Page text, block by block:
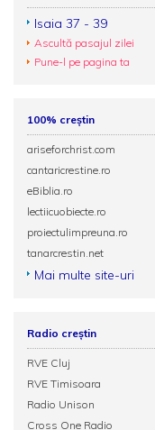
Isaia 37 - 39
Ascultă pasajul zilei
Pune-l pe pagina ta
100% creștin
ariseforchrist.com
cantaricrestine.ro
eBiblia.ro
lectiicuobiecte.ro
proiectulimpreuna.ro
tanarcrestin.net
Mai multe site-uri
Radio creștin
RVE Cluj
RVE Timisoara
Radio Unison
Cross One Radio